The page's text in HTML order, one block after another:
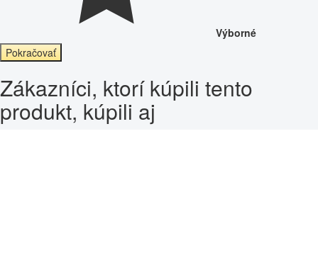
Výborné
Pokračovať
Zákazníci, ktorí kúpili tento
produkt, kúpili aj